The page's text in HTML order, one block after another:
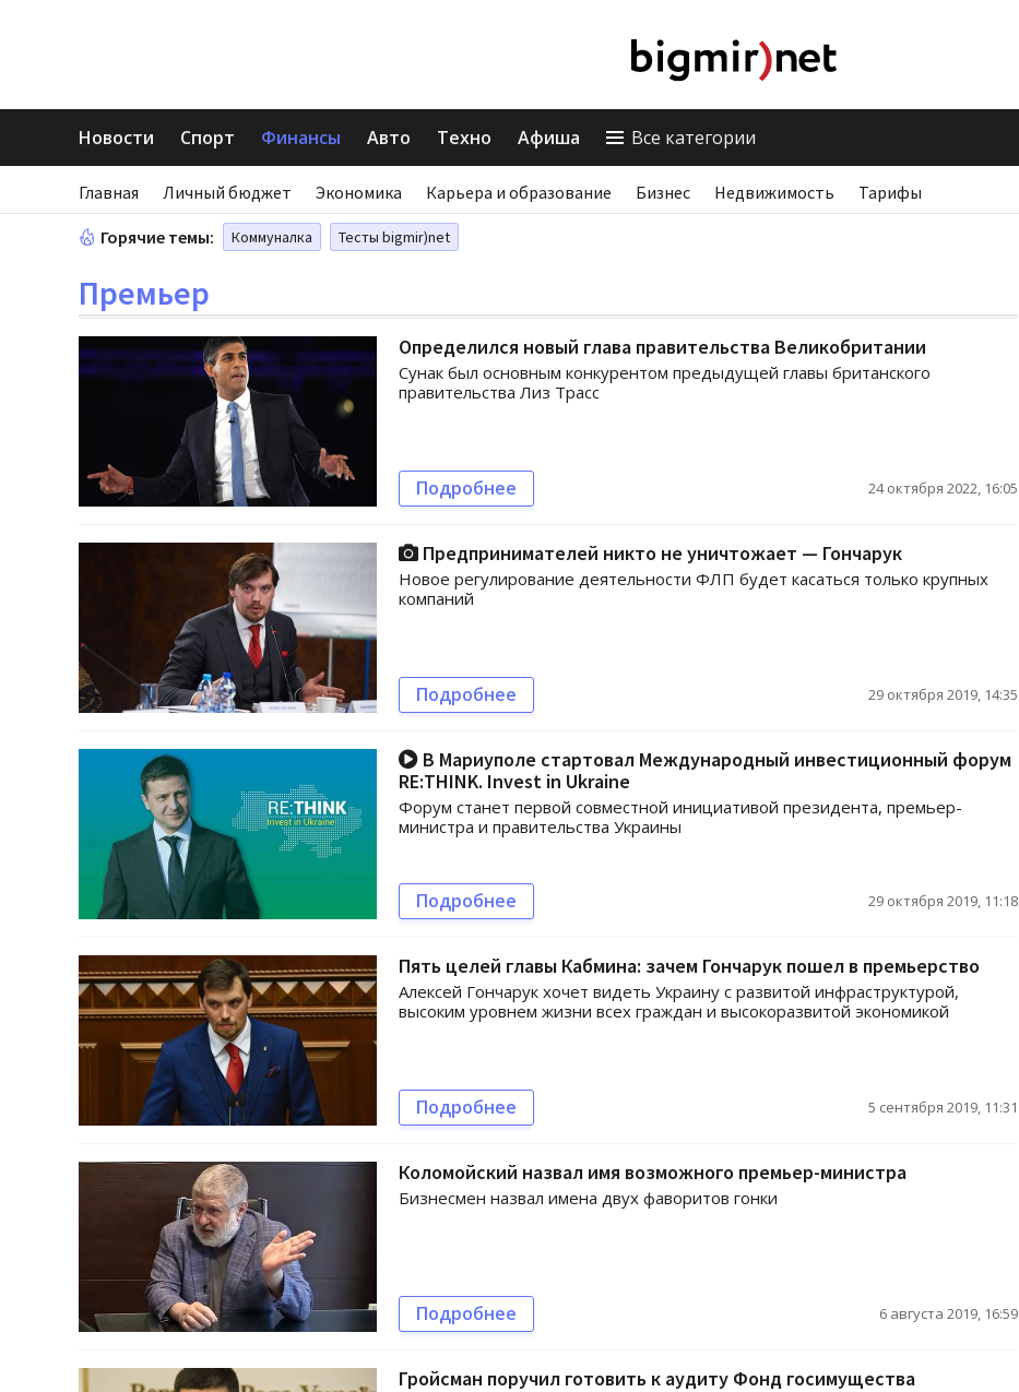
Новости Спорт Финансы Авто Техно Афиша Все категории
Главная Личный бюджет Экономика Карьера и образование Бизнес Недвижимость Тарифы
Горячие темы: Коммуналка Тесты bigmir)net
Премьер
Определился новый глава правительства Великобритании
Сунак был основным конкурентом предыдущей главы британского
правительства Лиз Трасс
Подробнее 24 октября 2022, 16:05
Предпринимателей никто не уничтожает — Гончарук
Новое регулирование деятельности ФЛП будет касаться только крупных
компаний
Подробнее 29 октября 2019, 14:35
В Мариуполе стартовал Международный инвестиционный форум
RE:THINK. Invest in Ukraine
Форум станет первой совместной инициативой президента, премьер-
министра и правительства Украины
Подробнее 29 октября 2019, 11:18
Пять целей главы Кабмина: зачем Гончарук пошел в премьерство
Алексей Гончарук хочет видеть Украину с развитой инфраструктурой,
высоким уровнем жизни всех граждан и высокоразвитой экономикой
Подробнее 5 сентября 2019, 11:31
Коломойский назвал имя возможного премьер-министра
Бизнесмен назвал имена двух фаворитов гонки
Подробнее 6 августа 2019, 16:59
Гройсман поручил готовить к аудиту Фонд госимущества